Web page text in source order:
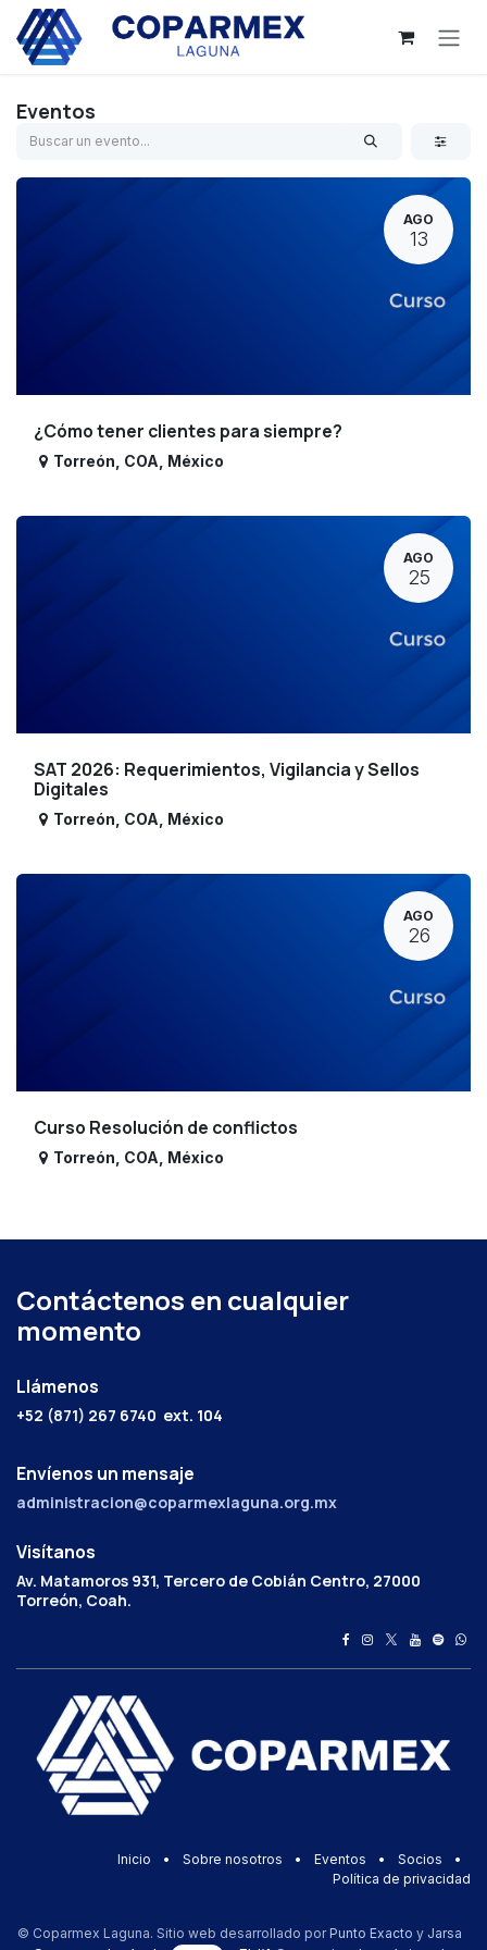
Ir al contenido
Eventos
AGO
13
¿Cómo tener clientes para siempre?
Torreón COA México
AGO
25
SAT 2026: Requerimientos, Vigilancia y Sellos
Digitales
Torreón COA México
AGO
26
Curso Resolución de conflictos
Torreón COA México
Contáctenos en cualquier
momento
Llámenos
+52 (871) 267 6740 ext. 104
Envíenos un mensaje
administracion@coparmexlaguna.org.mx
Visítanos
Av. Matamoros 931, Tercero de Cobián Centro, 27000
Torreón, Coah.
Inicio • Sobre nosotros • Eventos • Socios
•
Política de privacidad
© Coparmex Laguna. Sitio web desarrollado por Punto Exacto y Jarsa